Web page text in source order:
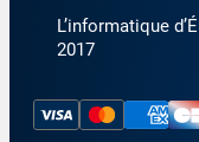
L’informatique
2017